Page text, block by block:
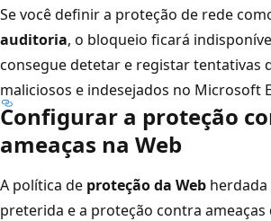
Se você definir a proteção de rede
auditoria, o bloqueio ficará
consegue detetar e registar tentativas
maliciosos e indesejados no Microsoft
Configurar a proteção
ameaças na Web
A política de proteção da Web
preterida e a proteção contra ameaças